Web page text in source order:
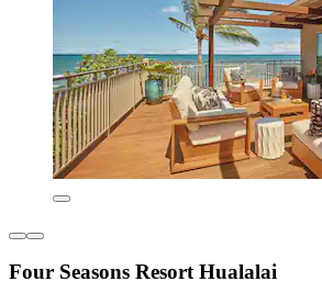
Four Seasons Resort Hualalai